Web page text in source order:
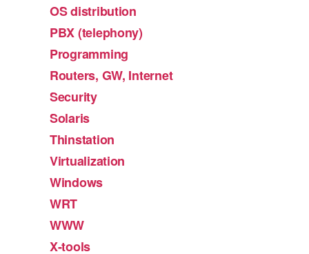
OS distribution
PBX (telephony)
Programming
Routers, GW, Internet
Security
Solaris
Thinstation
Virtualization
Windows
WRT
WWW
X-tools